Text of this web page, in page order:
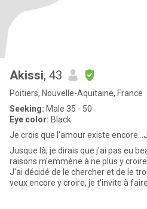
Akissi, 43
Poitiers, Nouvelle-Aquitaine, France
Seeking: Male 35 - 50
Eye color: Black
Je crois que l'amour existe
Jusque là, je dirais que j'ai pas eu
raisons m'emmène à ne plus y
J'ai décidé de le chercher et de le
veux encore y croire, je t'invite à